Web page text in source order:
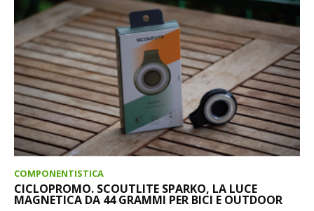
COMPONENTISTICA
CICLOPROMO. SCOUTLITE SPARKO, LA LUCE
MAGNETICA DA 44 GRAMMI PER BICI E OUTDOOR